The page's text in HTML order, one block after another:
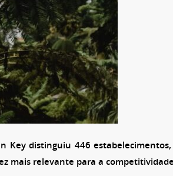
Key distinguiu 446
mais relevante para a